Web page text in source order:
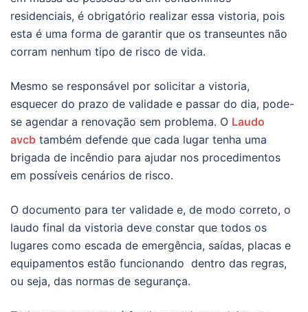
residenciais, é obrigatório realizar essa vistoria, pois
esta é uma forma de garantir que os transeuntes não
corram nenhum tipo de risco de vida.
Mesmo se responsável por solicitar a vistoria,
esquecer do prazo de validade e passar do dia, pode-
se agendar a renovação sem problema. O Laudo
avcb também defende que cada lugar tenha uma
brigada de incêndio para ajudar nos procedimentos
em possíveis cenários de risco.
O documento para ter validade e, de modo correto, o
laudo final da vistoria deve constar que todos os
lugares como escada de emergência, saídas, placas e
equipamentos estão funcionando dentro das regras,
ou seja, das normas de segurança.